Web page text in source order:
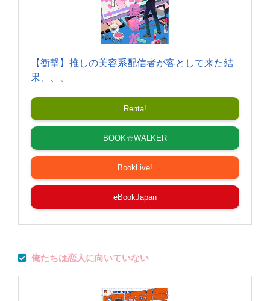
【衝撃】推しの美容系配信者が客として来た結
果、、、
Renta!
BOOK☆WALKER
BookLive!
eBookJapan
俺たちは恋人に向いていない